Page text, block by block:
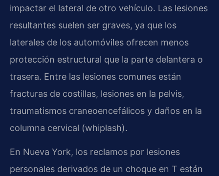
impactar el lateral de otro vehículo. Las lesiones
resultantes suelen ser graves, ya que los
laterales de los automóviles ofrecen menos
protección estructural que la parte delantera o
trasera. Entre las lesiones comunes están
fracturas de costillas, lesiones en la pelvis,
traumatismos craneoencefálicos y daños en la
columna cervical (whiplash).
En Nueva York, los reclamos por lesiones
personales derivados de un choque en T están